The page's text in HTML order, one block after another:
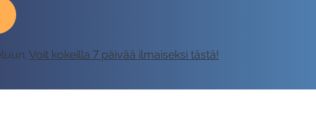
Voit kokeilla 7 päivää ilmaiseksi tästä!